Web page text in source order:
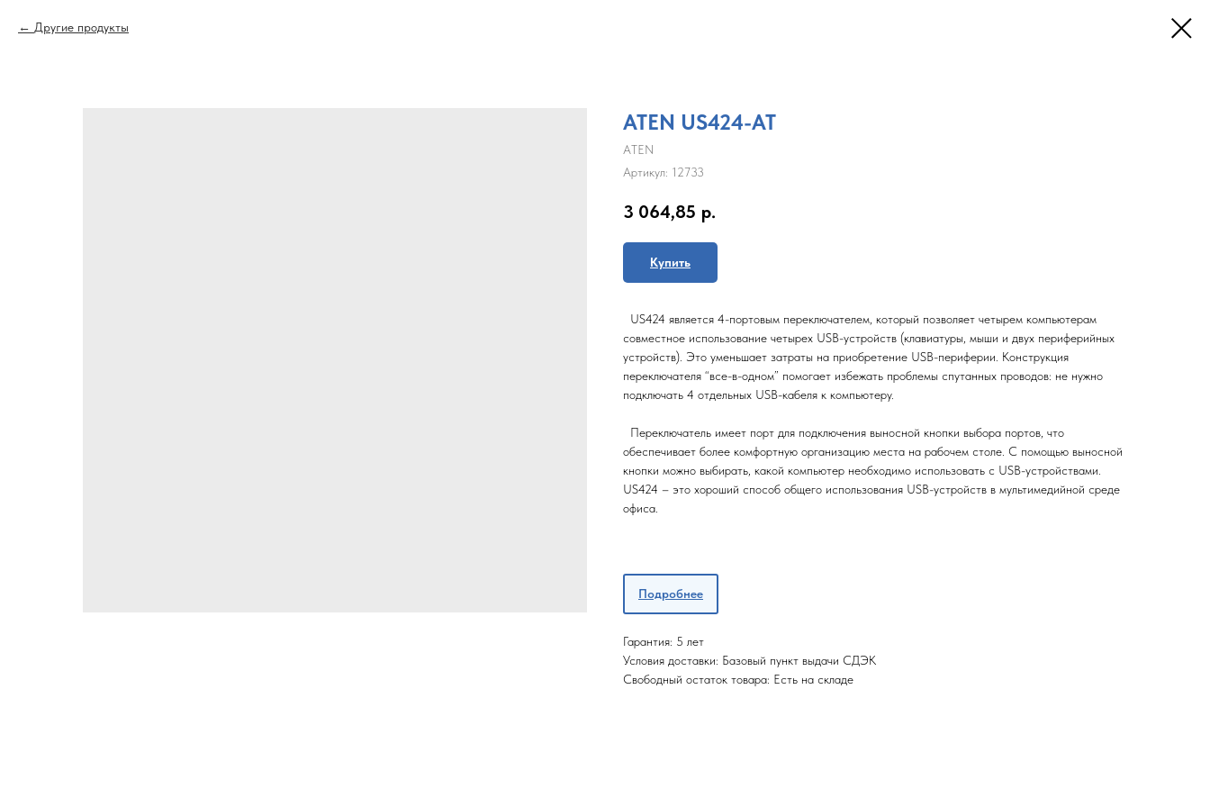
Другие продукты
ATEN US424-AT
ATEN
Артикул: 12733
3 064,85 р.
Купить
US424 является 4-портовым переключателем, который позволяет четырем компьютерам
совместное использование четырех USB-устройств (клавиатуры, мыши и двух периферийных
устройств). Это уменьшает затраты на приобретение USB-периферии. Конструкция
переключателя “все-в-одном” помогает избежать проблемы спутанных проводов: не нужно
подключать 4 отдельных USB-кабеля к компьютеру.
Переключатель имеет порт для подключения выносной кнопки выбора портов, что
обеспечивает более комфортную организацию места на рабочем столе. С помощью выносной
кнопки можно выбирать, какой компьютер необходимо использовать с USB-устройствами.
US424 – это хороший способ общего использования USB-устройств в мультимедийной среде
офиса.
Подробнее
Гарантия: 5 лет
Условия доставки: Базовый пункт выдачи СДЭК
Свободный остаток товара: Есть на складе